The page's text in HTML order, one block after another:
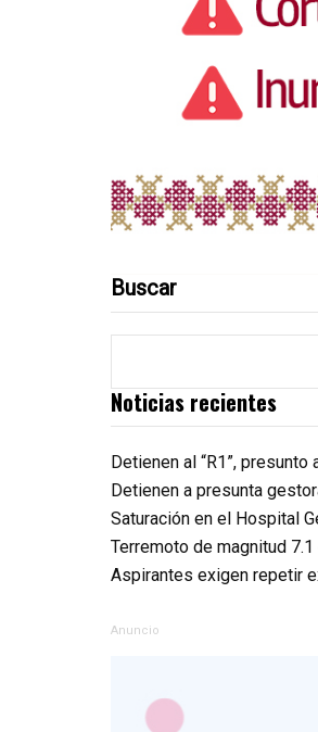
Buscar
Noticias recientes
Detienen al “R1”,
Detienen a presunta
Saturación en el Hospital
Terremoto de magnitud
Aspirantes exigen repetir
Anuncio